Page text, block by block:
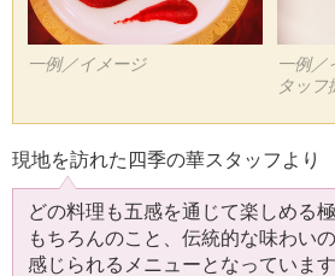
一例／イメージ
一例／
タッフ
現地を訪れた四季の華スタッフより
どの料理も五感を通じて楽しめる
もちろんのこと、伝統的な味わい
感じられるメニューとなっていま